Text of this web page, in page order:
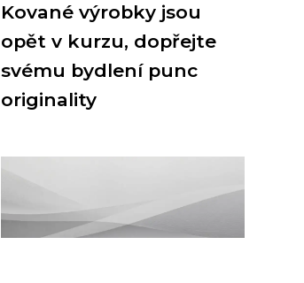
Kované výrobky jsou
opět v kurzu, dopřejte
svému bydlení punc
originality